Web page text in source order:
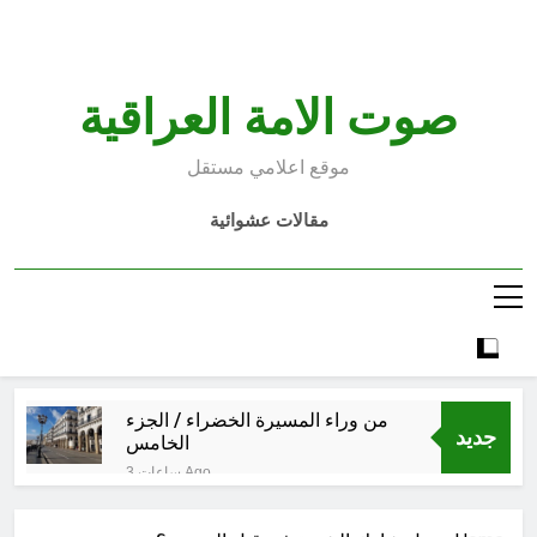
صوت الامة العراقية
موقع اعلامي مستقل
مقالات عشوائية
جديد
من وراء المسيرة الخضراء / الجزء
الخامس
3 ساعات Ago